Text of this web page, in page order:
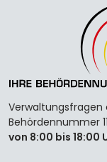
Verwaltungsfragen
Behördennummer
von 8:00 bis 18:00